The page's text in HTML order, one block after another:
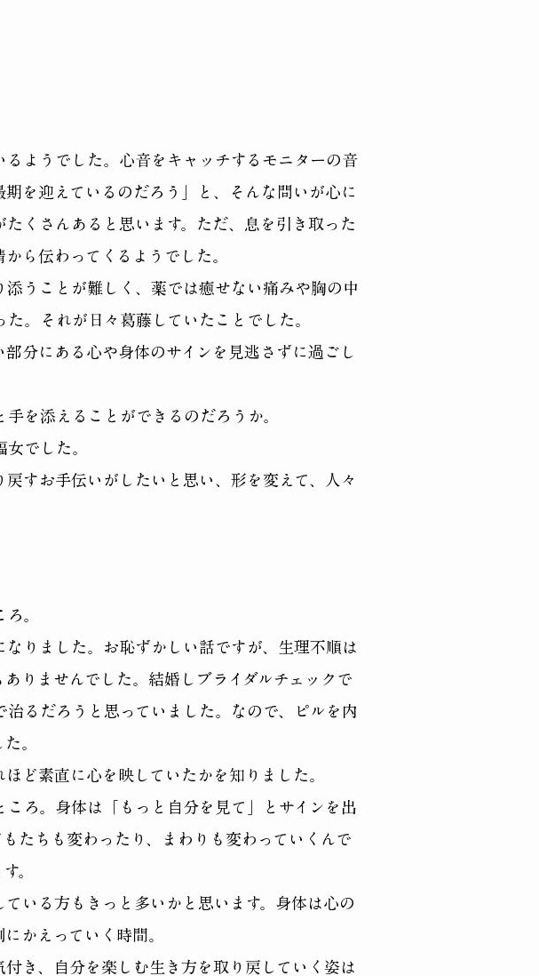
ようでした。心音をキャッチするモニターの音
を迎えているのだろう」と、そんな問いが心に
くさんあると思います。ただ、息を引き取った
ら伝わってくるようでした。
うことが難しく、薬では癒せない痛みや胸の中
。
それが日々葛藤していたことでした。
分にある心や身体のサインを見逃さずに過ごし
を添えることができるのだろうか。
でした。
すお手伝いがしたいと思い、形を変えて、人々
。
りました。お恥ずかしい話ですが、生理不順は
りませんでした。結婚しブライダルチェックで
るだろうと思っていました。なので、ピルを内
。
ど素直に心を映していたかを知りました。
ろ。身体は「もっと自分を見て」とサインを出
たちも変わったり、まわりも変わっていくんで
。
いる方もきっと多いかと思います。 ​身体は心の
かえっていく時間。
き、自分を楽しむ生き方を取り戻していく姿は